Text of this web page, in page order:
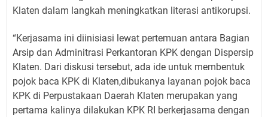
Klaten dalam langkah meningkatkan literasi antikorupsi.
“Kerjasama ini diinisiasi lewat pertemuan antara Bagian
Arsip dan Adminitrasi Perkantoran KPK dengan Dispersip
Klaten. Dari diskusi tersebut, ada ide untuk membentuk
pojok baca KPK di Klaten,dibukanya layanan pojok baca
KPK di Perpustakaan Daerah Klaten merupakan yang
pertama kalinya dilakukan KPK RI berkerjasama dengan